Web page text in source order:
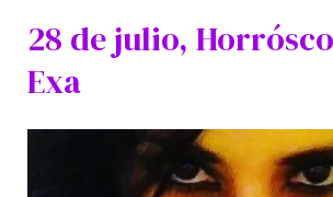
todavía
28 de julio,
Exa